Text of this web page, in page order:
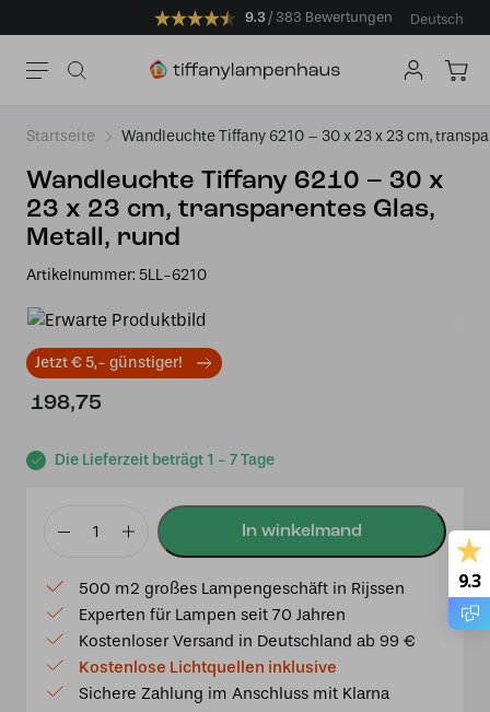
9.3 383 Bewertungen Deutsch
Startseite Wandleuchte Tiffany 6210 – 30 x 23 x 23 cm,
Wandleuchte Tiffany 6210 – 30 x
23 x 23 cm, transparentes Glas,
Metall, rund
Artikelnummer: 5LL-6210
Jetzt € 5,- günstiger!
Die Lieferzeit beträgt 1 - 7 Tage
198,75
Wandleuchte
6210
–
30
x
23
500 m2 großes Lampengeschäft in Rijssen
Experten für Lampen seit 70 Jahren
Kostenloser Versand in Deutschland ab 99 €
Kostenlose Lichtquellen inklusive
Sichere Zahlung im Anschluss mit Klarna
9.3